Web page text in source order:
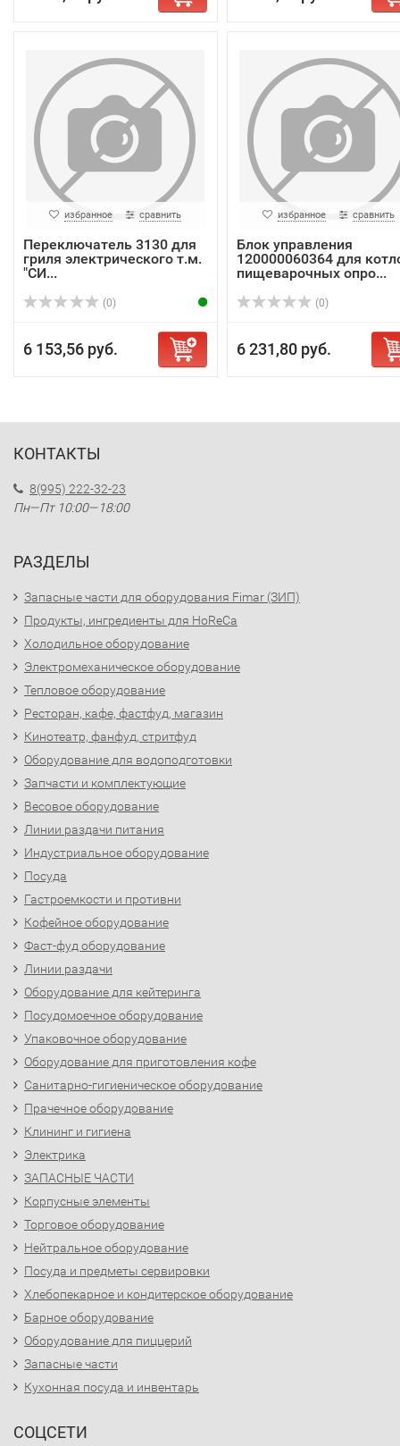
избранное сравнить
Переключатель 3130 для
гриля электрического т.м.
"СИ...
(0)
6 153,56 руб.
избранное сравнить
Блок управления
120000060364 для
пищеварочных опро...
(0)
6 231,80 руб.
КОНТАКТЫ
8(995) 222-32-23
Пн—Пт 10:00—18:00
РАЗДЕЛЫ
Запасные части для оборудования Fimar (ЗИП)
Продукты, ингредиенты для HoReCa
Холодильное оборудование
Электромеханическое оборудование
Тепловое оборудование
Ресторан, кафе, фастфуд, магазин
Кинотеатр, фанфуд, стритфуд
Оборудование для водоподготовки
Запчасти и комплектующие
Весовое оборудование
Линии раздачи питания
Индустриальное оборудование
Посуда
Гастроемкости и противни
Кофейное оборудование
Фаст-фуд оборудование
Линии раздачи
Оборудование для кейтеринга
Посудомоечное оборудование
Упаковочное оборудование
Оборудование для приготовления кофе
Санитарно-гигиеническое оборудование
Прачечное оборудование
Клининг и гигиена
Электрика
ЗАПАСНЫЕ ЧАСТИ
Корпусные элементы
Торговое оборудование
Нейтральное оборудование
Посуда и предметы сервировки
Хлебопекарное и кондитерское оборудование
Барное оборудование
Оборудование для пиццерий
Запасные части
Кухонная посуда и инвентарь
СОЦСЕТИ